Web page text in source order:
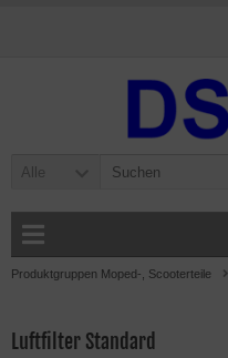
Alle
Produktgruppen Moped-, Scooterteile
Luftfilter Standard